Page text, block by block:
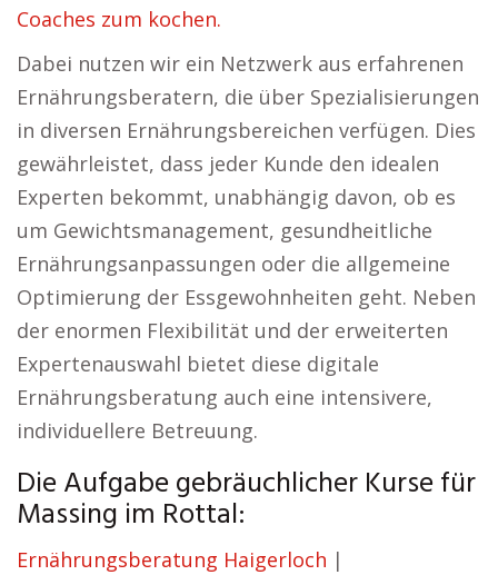
Coaches zum kochen.
Dabei nutzen wir ein Netzwerk aus erfahrenen
Ernährungsberatern, die über Spezialisierungen
in diversen Ernährungsbereichen verfügen. Dies
gewährleistet, dass jeder Kunde den idealen
Experten bekommt, unabhängig davon, ob es
um Gewichtsmanagement, gesundheitliche
Ernährungsanpassungen oder die allgemeine
Optimierung der Essgewohnheiten geht. Neben
der enormen Flexibilität und der erweiterten
Expertenauswahl bietet diese digitale
Ernährungsberatung auch eine intensivere,
individuellere Betreuung.
Die Aufgabe gebräuchlicher Kurse für
Massing im Rottal:
Ernährungsberatung Haigerloch |